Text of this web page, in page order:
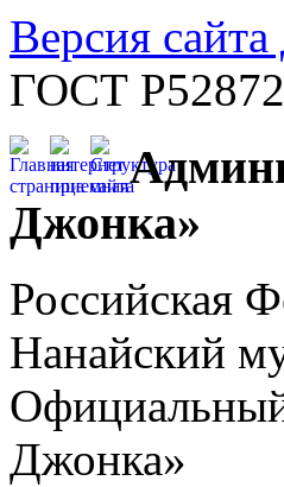
Версия
ГОСТ
Джонка»
Российская
Нанайский
Официальный
Джонка»